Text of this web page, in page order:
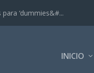
‘dummies&#...
INICIO